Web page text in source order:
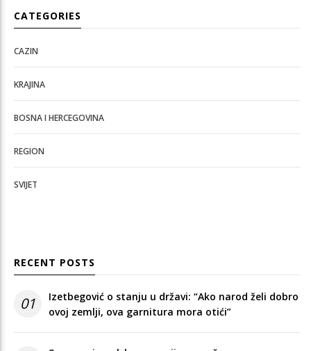
CATEGORIES
CAZIN
KRAJINA
BOSNA I HERCEGOVINA
REGION
SVIJET
RECENT POSTS
01
Izetbegović o stanju u državi: “Ako narod želi dobro
ovoj zemlji, ova garnitura mora otići”